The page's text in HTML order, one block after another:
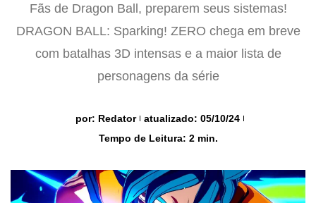
Fãs de Dragon Ball, preparem seus sistemas!
DRAGON BALL: Sparking! ZERO chega em breve
com batalhas 3D intensas e a maior lista de
personagens da série
por: Redator
atualizado: 05/10/24
Tempo de Leitura: 2 min.